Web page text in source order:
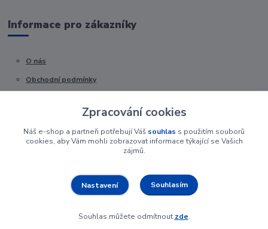
Informace pro zákazníky
O nás
Obchodní podmínky
Vytvořeno na Eshop-rychle.cz
Zpracování cookies
Náš e-shop a partneři potřebují Váš souhlas s použitím souborů
cookies, aby Vám mohli zobrazovat informace týkající se Vašich
zájmů.
Nastavení Souhlasím
Souhlas můžete odmítnout zde.